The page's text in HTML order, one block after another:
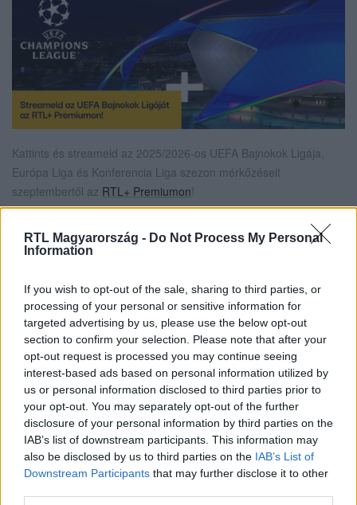
RTL Magyarország - Do Not Process My Personal
Information
If you wish to opt-out of the sale, sharing to third parties, or
processing of your personal or sensitive information for
targeted advertising by us, please use the below opt-out
section to confirm your selection. Please note that after your
opt-out request is processed you may continue seeing
interest-based ads based on personal information utilized by
us or personal information disclosed to third parties prior to
your opt-out. You may separately opt-out of the further
disclosure of your personal information by third parties on the
IAB’s list of downstream participants. This information may
also be disclosed by us to third parties on the IAB’s List of
Downstream Participants that may further disclose it to other
Kattints és streameld az 2025/2026-os UEFA Bajnokok Ligája,
Európa Liga és Konferencia Liga szezon mérkőzéseit
szeptembertől az RTL+ Premiumon
Kövess minket, és értesülj a friss hírekről a